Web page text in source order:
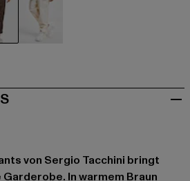
von Sergio Tacchini bringt
In warmem Braun